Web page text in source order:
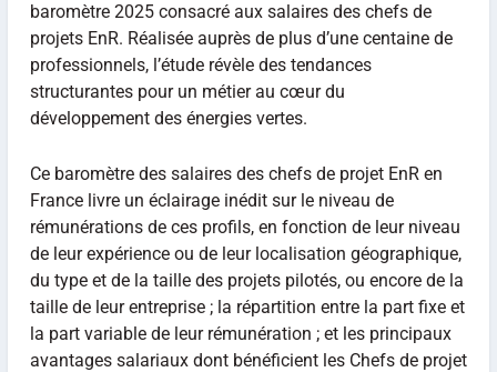
baromètre 2025 consacré aux salaires des chefs de
projets EnR. Réalisée auprès de plus d’une centaine de
professionnels, l’étude révèle des tendances
structurantes pour un métier au cœur du
développement des énergies vertes.
Ce baromètre des salaires des chefs de projet EnR en
France livre un éclairage inédit sur le niveau de
rémunérations de ces profils, en fonction de leur niveau
de leur expérience ou de leur localisation géographique,
du type et de la taille des projets pilotés, ou encore de la
taille de leur entreprise ; la répartition entre la part fixe et
la part variable de leur rémunération ; et les principaux
avantages salariaux dont bénéficient les Chefs de projet